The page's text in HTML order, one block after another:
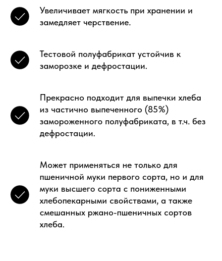
Увеличивает мягкость при хранении и
замедляет черствение.
Тестовой полуфабрикат устойчив к
заморозке и дефростации.
Прекрасно подходит для выпечки хлеба
из частично выпеченного (85%)
замороженного полуфабриката, в т.ч. без
дефростации.
Может применяться не только для
пшеничной муки первого сорта, но и для
муки высшего сорта с пониженными
хлебопекарными свойствами, а также
смешанных ржано-пшеничных сортов
хлеба.